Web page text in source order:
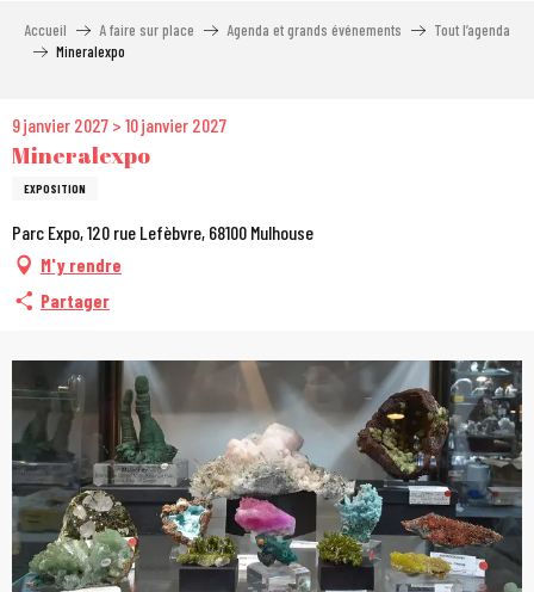
Accueil A faire sur place Agenda et grands événements
Tout l’agenda
Mineralexpo
9 janvier 2027 > 10 janvier 2027
Mineralexpo
EXPOSITION
Parc Expo, 120 rue Lefèbvre, 68100 Mulhouse
M'y rendre
Partager